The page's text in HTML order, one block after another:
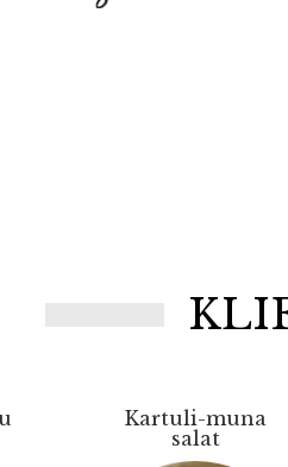
Kartuli-muna
salat